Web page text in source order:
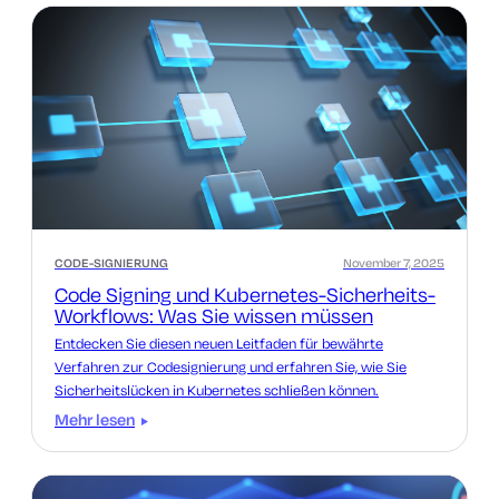
CODE-SIGNIERUNG
Code Signing und Kubernetes-Sicherheits-
Workflows: Was Sie wissen müssen
November 7, 2025
Entdecken Sie diesen neuen Leitfaden für bewährte
Verfahren zur Codesignierung und erfahren Sie, wie Sie
Sicherheitslücken in Kubernetes schließen können.
Mehr lesen